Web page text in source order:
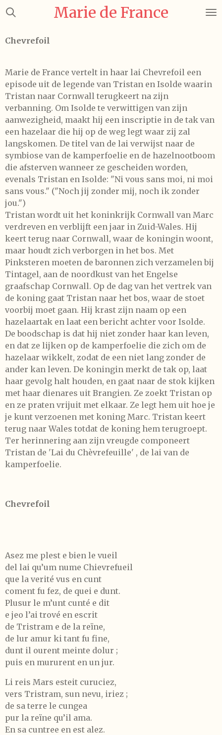
Ga
de
Marie de France
Chevrefoil
Marie de France vertelt in haar lai Chevrefoil een
episode uit de legende van Tristan en Isolde waarin
Tristan naar Cornwall terugkeert na zijn
verbanning. Om Isolde te verwittigen van zijn
aanwezigheid, maakt hij een inscriptie in de tak van
een hazelaar die hij op de weg legt waar zij zal
langskomen. De titel van de lai verwijst naar de
symbiose van de kamperfoelie en de hazelnootboom
die afsterven wanneer ze gescheiden worden,
evenals Tristan en Isolde: "Ni vous sans moi, ni moi
sans vous." ("Noch jij zonder mij, noch ik zonder
jou.")
Tristan wordt uit het koninkrijk Cornwall van Marc
verdreven en verblijft een jaar in Zuid-Wales. Hij
keert terug naar Cornwall, waar de koningin woont,
maar houdt zich verborgen in het bos. Met
Pinksteren moeten de baronnen zich verzamelen bij
Tintagel, aan de noordkust van het Engelse
graafschap Cornwall. Op de dag van het vertrek van
de koning gaat Tristan naar het bos, waar de stoet
voorbij moet gaan. Hij krast zijn naam op een
hazelaartak en laat een bericht achter voor Isolde.
De boodschap is dat hij niet zonder haar kan leven,
en dat ze lijken op de kamperfoelie die zich om de
hazelaar wikkelt, zodat de een niet lang zonder de
ander kan leven. De koningin merkt de tak op, laat
haar gevolg halt houden, en gaat naar de stok kijken
met haar dienares uit Brangien. Ze zoekt Tristan op
en ze praten vrijuit met elkaar. Ze legt hem uit hoe je
je kunt verzoenen met koning Marc. Tristan keert
terug naar Wales totdat de koning hem terugroept.
Ter herinnering aan zijn vreugde componeert
Tristan de 'Lai du Chèvrefeuille' , de lai van de
kamperfoelie.
Chevrefoil
Asez me plest e bien le vueil
del lai qu’um nume Chievrefueil
que la verité vus en cunt
coment fu fez, de quei e dunt.
Plusur le m’unt cunté e dit
e jeo l’ai trové en escrit
de Tristram e de la reïne,
de lur amur ki tant fu fine,
dunt il ourent meinte dolur ;
puis en mururent en un jur.
Li reis Mars esteit curuciez,
vers Tristram, sun nevu, iriez ;
de sa terre le cungea
pur la reïne qu’il ama.
En sa cuntree en est alez.